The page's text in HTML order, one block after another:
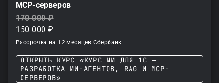
MCP-серверов
170 000 ₽
150 000 ₽
Рассрочка на 12 месяцев Сбербанк
ОТКРЫТЬ КУРС «КУРС ИИ ДЛЯ 1С —
РАЗРАБОТКА ИИ-АГЕНТОВ, RAG И MCP-
СЕРВЕРОВ»